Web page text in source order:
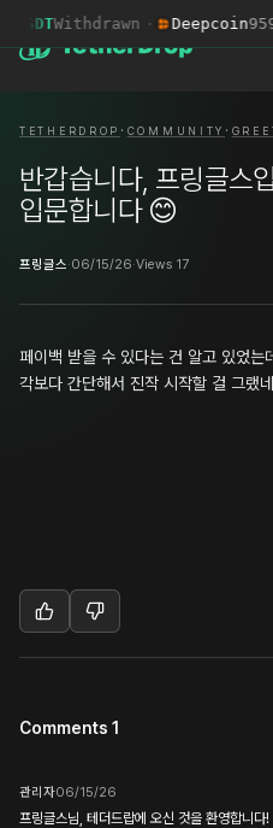
Withdrawn · Deepcoin
TETHERDROP · COMMUNITY ·
반갑습니다, 프링글스
입문합니다 😊
프링글스·06/15/26·Views 17
페이백 받을 수 있다는 건 알고 있었
각보다 간단해서 진작 시작할 걸 그랬
Comments 1
관리자06/15/26
프링글스님, 테더드랍에 오신 것을 환영합니다